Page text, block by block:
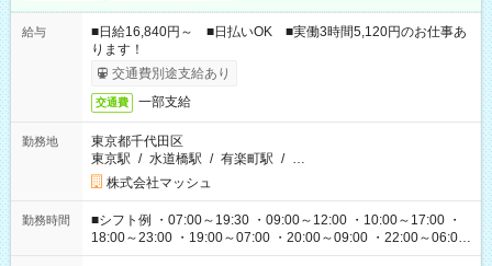
給与
■日給16,840円～ ■日払いOK ■実働3時間5,120円のお仕事あ
ります！
交通費別途支給あり
交通費 一部支給
勤務地
東京都千代田区
東京駅 / 水道橋駅 / 有楽町駅 / …
株式会社マッシュ
勤務時間
■シフト例 ・07:00～19:30 ・09:00～12:00 ・10:00～17:00 ・
18:00～23:00 ・19:00～07:00 ・20:00～09:00 ・22:00～06:00
etc ★最短で3時間で5,120円のお仕事から 15時間で2万円近く稼